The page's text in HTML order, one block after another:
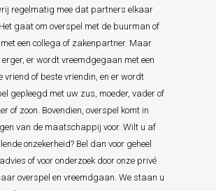
regelmatig mee dat partners elkaar
gaat om overspel met de buurman of
een collega of zakenpartner. Maar
erger, er wordt vreemdgegaan met een
vriend of beste vriendin, en er wordt
gepleegd met uw zus, moeder, vader of
of zoon. Bovendien, overspel komt in
van de maatschappij voor. Wilt u af
onzekerheid? Bel dan voor geheel
of voor onderzoek door onze privé
overspel en vreemdgaan. We staan u